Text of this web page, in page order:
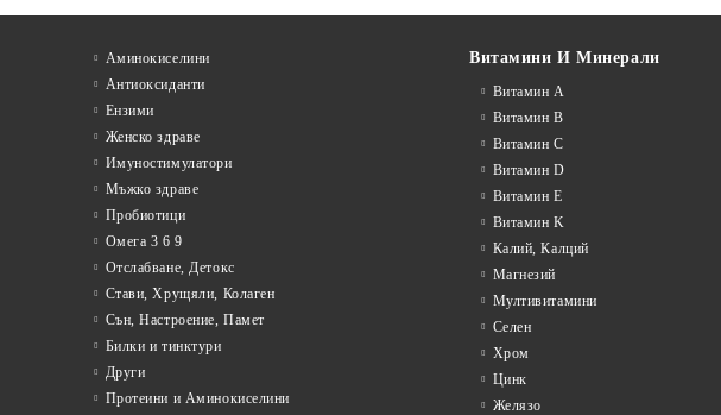
Аминокиселини
Антиоксиданти
Ензими
Женско здраве
Имуностимулатори
Мъжко здраве
Пробиотици
Омега 3 6 9
Отслабване, Детокс
Стави, Хрущяли, Колаген
Сън, Настроение, Памет
Билки и тинктури
Други
Протеини и Аминокиселини
Витамини И Минерали
Витамин А
Витамин B
Витамин C
Витамин D
Витамин E
Витамин K
Калий, Калций
Магнезий
Мултивитамини
Селен
Хром
Цинк
Желязо